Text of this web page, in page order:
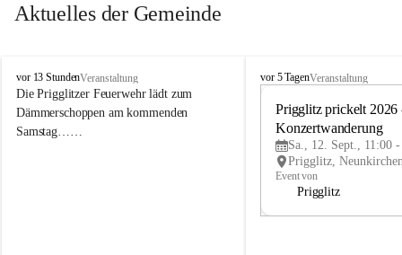
Aktuelles der Gemeinde
P
r
i
g
vor 13 StundenVeranstaltung
Die Prigglitzer Feuerwehr lädt zum
Dämmerschoppen am kommenden
Samstag……
P
vor 5 TagenVeranstaltung
Prigglitz prickelt 2026
Konzertwanderung
Sa., 12. Sept., 11:00
Event von
Prigglitz